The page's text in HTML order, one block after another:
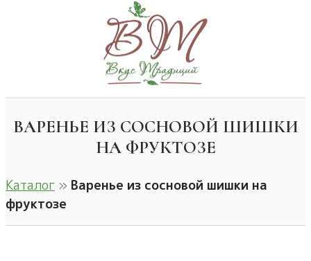
ВАРЕНЬЕ ИЗ СОСНОВОЙ ШИШКИ
НА ФРУКТОЗЕ
Каталог » Варенье из сосновой шишки на
фруктозе